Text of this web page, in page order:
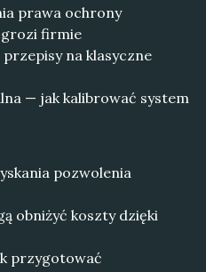
prawa ochrony
grozi firmie
na klasyczne
— jak kalibrować system
pozwolenia
obniżyć koszty dzięki
przygotować